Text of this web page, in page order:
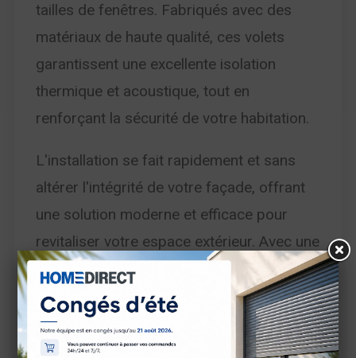
tailles de fenêtres. Fabriqués avec des
matériaux de haute qualité, ces volets
garantissent une excellente isolation
thermique et acoustique, tout en
renforçant la sécurité de votre habitation.
L'installation se fait rapidement et sans
altérer l'intégrité de votre façade, offrant
une solution moderne et efficace pour
revitaliser votre espace extérieur. Avec une
gamme variée de couleurs et de finitions,
nos volets se fondent parfaitement dans
l'architecture existante, ajoutant une
touche d'élégance et de modernité à votre